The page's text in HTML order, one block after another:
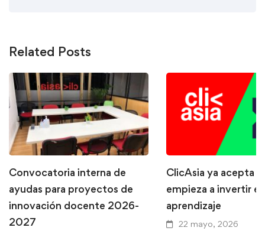
Related Posts
Convocatoria interna de
ayudas para proyectos de
innovación docente 2026-
2027
ClicAsia ya acepta
empieza a invertir
aprendizaje
22 mayo, 2026